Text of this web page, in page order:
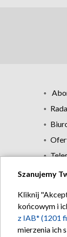
Szanujemy
Kliknij
końcowym i
z IAB* (1201
mierzenia ich